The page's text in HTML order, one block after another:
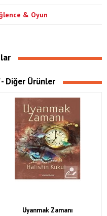
& Oyun
Diğer Ürünler
Uyanmak Zamanı